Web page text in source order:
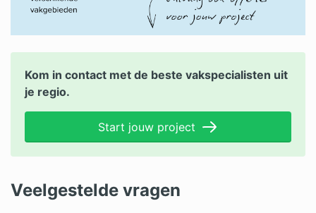
Kom in contact met de beste vakspecialisten uit
je regio.
Start jouw project
Veelgestelde vragen